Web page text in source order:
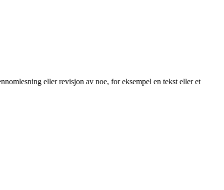
eller revisjon av noe, for eksempel en tekst eller et